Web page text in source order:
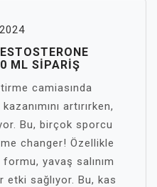
ML SIPARIŞ
camiasında
artırırken,
Bu, birçok sporcu
changer! Özellikle
yavaş salınım
sağlıyor. Bu, kas